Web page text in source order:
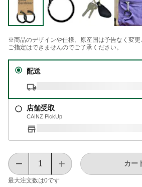
※商品のデザインや仕様、原産国は予告なく変更
ご指定はできませんのでご了承ください。
配送
店舗受取
CAINZ PickUp
最大注文数は0です
カー